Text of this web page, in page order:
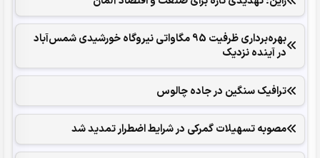
بهره‌برداری ظرفیت 95 مگاواتی نیروگاه خورشیدی شمس‌آباد
در آینده نزدیک
ترافیک سنگین در جاده چالوس
مصوبه تسهیلات گمرکی در شرایط اضطرار تمدید شد